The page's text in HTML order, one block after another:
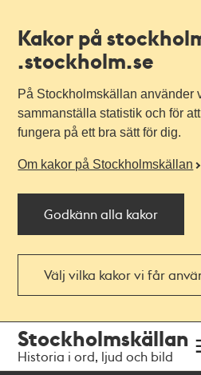
Kakor på
.stockholm.se
På Stockholmskällan använder
sammanställa statistik och för
fungera på ett bra sätt för dig.
Om kakor på Stockholmskällan
Godkänn alla kakor
Välj vilka kakor vi får
navigationen
huvudinnehållet
Stockholmskällan
Historia i ord, ljud och bild